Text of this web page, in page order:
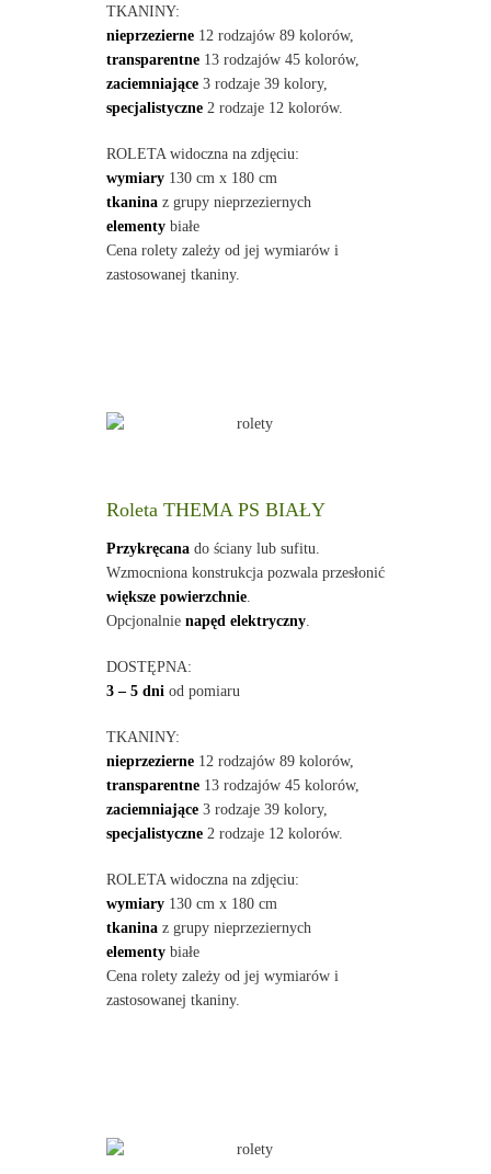
TKANINY:
nieprzezierne12 rodzajów 89 kolorów,
transparentne13 rodzajów 45 kolorów,
zaciemniające3 rodzaje 39 kolory,
specjalistyczne2 rodzaje 12 kolorów.
ROLETA widoczna na zdjęciu:
wymiary130 cm x 180 cm
tkaninaz grupy nieprzeziernych
elementybiałe
Cena rolety zależy od jej wymiarów i
zastosowanej tkaniny.
Roleta THEMA PS BIAŁY
Przykręcanado ściany lub sufitu.
Wzmocniona konstrukcja pozwala przesłonić
większe powierzchnie.
Opcjonalnie napęd elektryczny.
DOSTĘPNA:
3 – 5 dni od pomiaru
TKANINY:
nieprzezierne12 rodzajów 89 kolorów,
transparentne13 rodzajów 45 kolorów,
zaciemniające3 rodzaje 39 kolory,
specjalistyczne2 rodzaje 12 kolorów.
ROLETA widoczna na zdjęciu:
wymiary130 cm x 180 cm
tkaninaz grupy nieprzeziernych
elementybiałe
Cena rolety zależy od jej wymiarów i
zastosowanej tkaniny.